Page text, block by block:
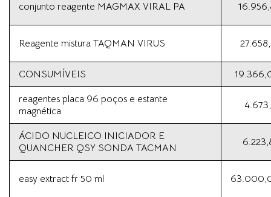
conjunto reagente MAGMAX VIRAL PA
Reagente mistura TAQMAN VIRUS
CONSUMÍVEIS
reagentes placa 96 poços e estante
magnética
ÁCIDO NUCLEICO INICIADOR E
QUANCHER QSY SONDA TACMAN
easy extract fr 50 ml